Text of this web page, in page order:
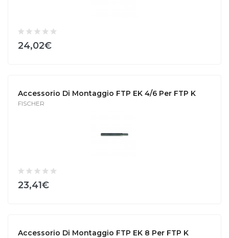
24,02€
Accessorio Di Montaggio FTP EK 4/6 Per FTP K
FISCHER
23,41€
Accessorio Di Montaggio FTP EK 8 Per FTP K